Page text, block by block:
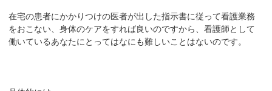
在宅の患者にかかりつけの医者が出した指示書に従って看護業務
をおこない、身体のケアをすれば良いのですから、看護師として
働いているあなたにとってはなにも難しいことはないのです。